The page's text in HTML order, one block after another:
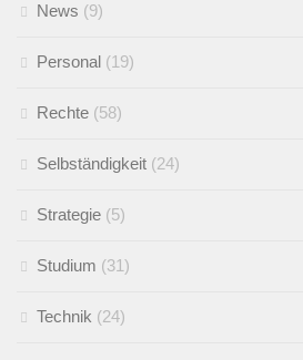
News (9)
Personal (19)
Rechte (58)
Selbständigkeit (24)
Strategie (5)
Studium (31)
Technik (24)